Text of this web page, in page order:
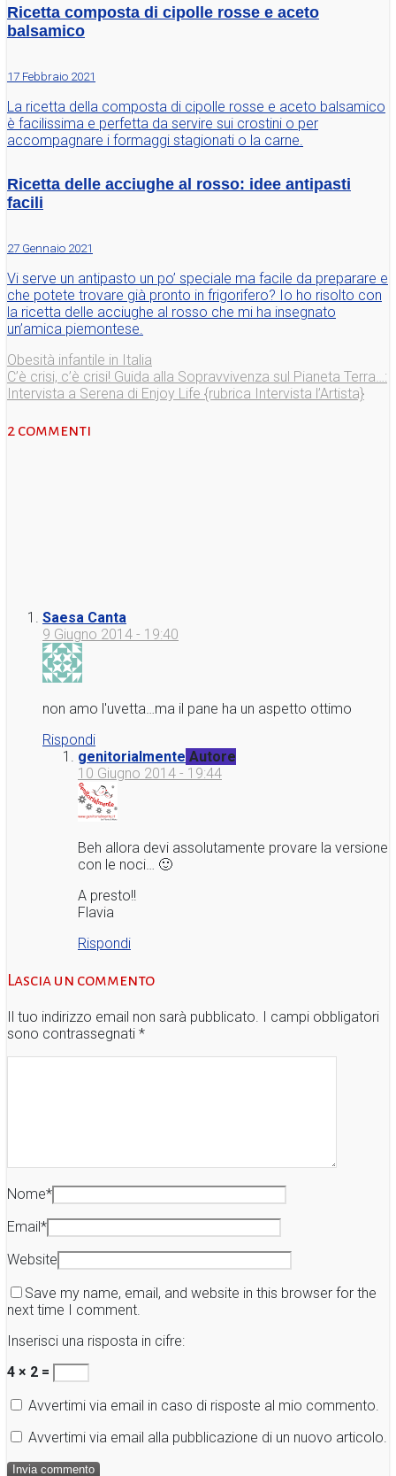
Ricetta composta di cipolle rosse e aceto
balsamico
17 Febbraio 2021
La ricetta della composta di cipolle rosse e aceto balsamico
è facilissima e perfetta da servire sui crostini o per
accompagnare i formaggi stagionati o la carne.
Ricetta delle acciughe al rosso: idee antipasti
facili
27 Gennaio 2021
Vi serve un antipasto un po’ speciale ma facile da preparare e
che potete trovare già pronto in frigorifero? Io ho risolto con
la ricetta delle acciughe al rosso che mi ha insegnato
un’amica piemontese.
Obesità infantile in Italia
C’è crisi, c’è crisi! Guida alla Sopravvivenza sul Pianeta Terra…:
Intervista a Serena di Enjoy Life {rubrica Intervista l’Artista}
2 commenti
Saesa Canta
9 Giugno 2014 - 19:40
non amo l'uvetta…ma il pane ha un aspetto ottimo
Rispondi
genitorialmente Autore
10 Giugno 2014 - 19:44
Beh allora devi assolutamente provare la versione
con le noci… 🙂
A presto!!
Flavia
Rispondi
Lascia un commento
Il tuo indirizzo email non sarà pubblicato.
I campi obbligatori
sono contrassegnati *
Nome*
Email*
Website
Save my name, email, and website in this browser for the
next time I comment.
Inserisci una risposta in cifre:
4 × 2 =
Avvertimi via email in caso di risposte al mio commento.
Avvertimi via email alla pubblicazione di un nuovo articolo.